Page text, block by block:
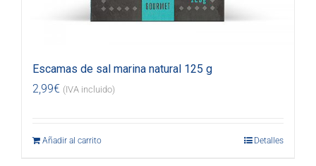
Escamas de sal marina natural 125 g
2,99€ (IVA incluido)
Añadir al carrito Detalles